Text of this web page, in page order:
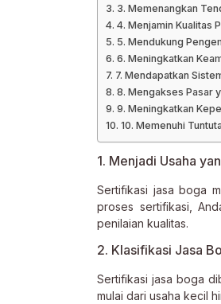
3. Memenangkan
4. Menjamin Kualitas
5. Mendukung
6. Meningkatkan
7. Mendapatkan
8. Mengakses Pasar
9. Meningkatkan
10. Memenuhi
1. Menjadi Usaha
Sertifikasi jasa boga
proses sertifikasi,
penilaian kualitas.
2. Klasifikasi Jasa
Sertifikasi jasa boga
mulai dari usaha kecil